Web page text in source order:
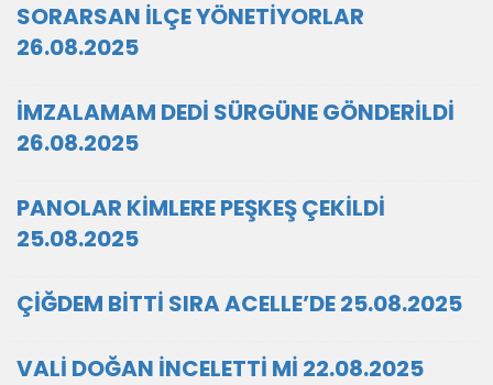
SORARSAN İLÇE YÖNETİYORLAR
26.08.2025
İMZALAMAM DEDİ SÜRGÜNE GÖNDERİLDİ
26.08.2025
PANOLAR KİMLERE PEŞKEŞ ÇEKİLDİ
25.08.2025
ÇİĞDEM BİTTİ SIRA ACELLE’DE 25.08.2025
VALİ DOĞAN İNCELETTİ Mİ 22.08.2025